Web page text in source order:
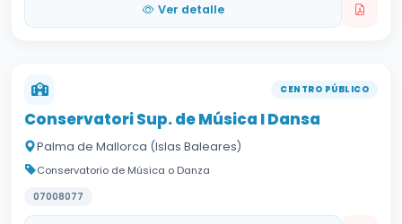
Ver detalle
CENTRO PÚBLICO
Conservatori Sup. de Música I Dansa
Palma de Mallorca (Islas Baleares)
Conservatorio de Música o Danza
07008077